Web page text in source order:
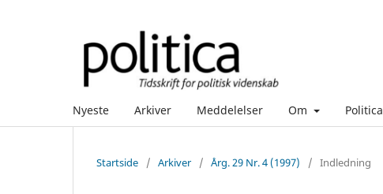
Nyeste Arkiver Meddelelser Om Politica
Startside / Arkiver / Årg. 29 Nr. 4 (1997) / Indledning